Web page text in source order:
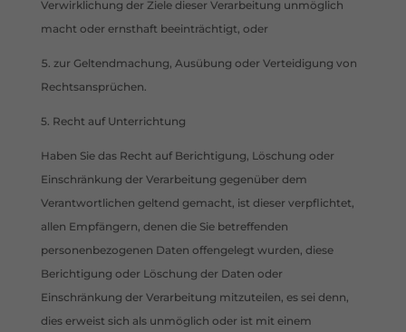
Verwirklichung der Ziele dieser Verarbeitung unmöglich
macht oder ernsthaft beeinträchtigt, oder
zur Geltendmachung, Ausübung oder Verteidigung von
Rechtsansprüchen.
5. Recht auf Unterrichtung
Haben Sie das Recht auf Berichtigung, Löschung oder
Einschränkung der Verarbeitung gegenüber dem
Verantwortlichen geltend gemacht, ist dieser verpflichtet,
allen Empfängern, denen die Sie betreffenden
personenbezogenen Daten offengelegt wurden, diese
Berichtigung oder Löschung der Daten oder
Einschränkung der Verarbeitung mitzuteilen, es sei denn,
dies erweist sich als unmöglich oder ist mit einem